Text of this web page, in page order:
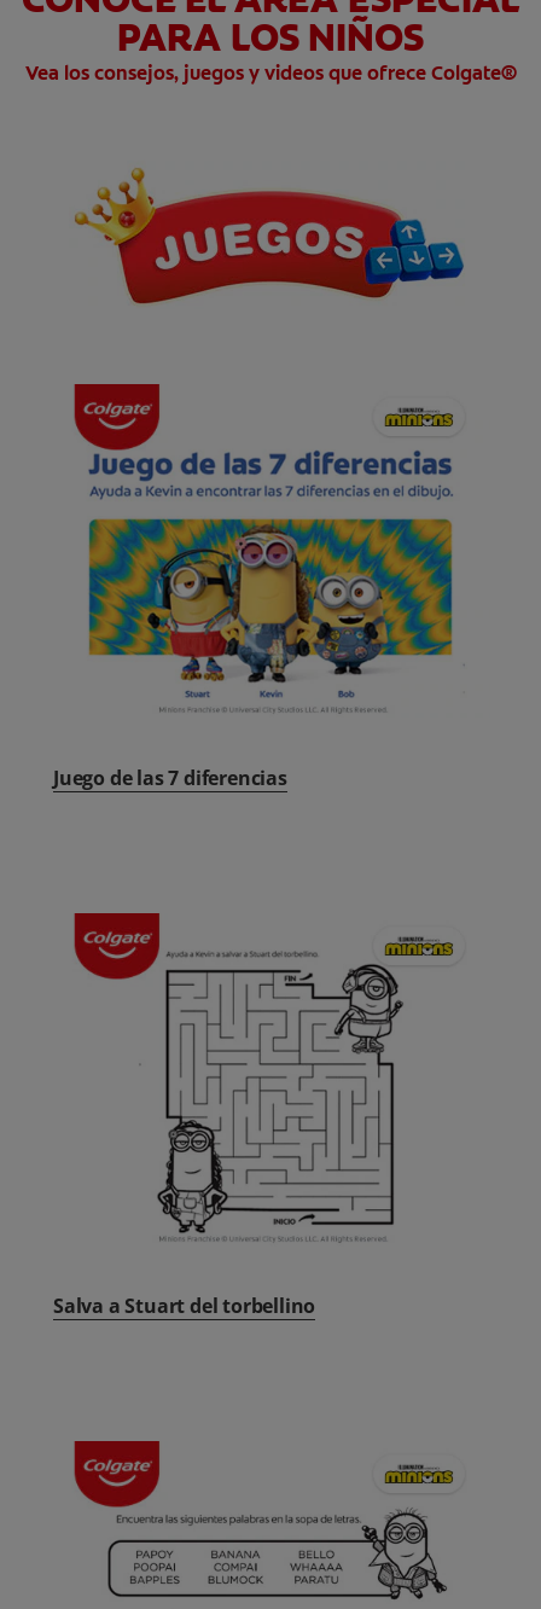
CHEQUEO DE SALUD BUCAL
CORRESPONDENCIA DE PRODUCTOS
PROMOCIONES
GT (ES)
PARA LOS NIÑOS
Vea los consejos, juegos y videos que ofrece Colgate®
Juego de las 7 diferencias
Salva a Stuart del torbellino